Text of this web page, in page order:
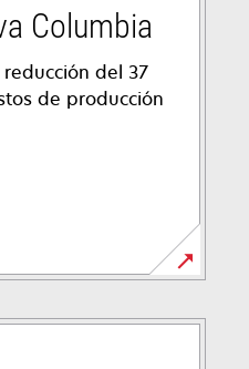
Columbia
del 37
de producción